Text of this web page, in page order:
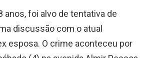
anos, foi alvo de tentativa de
discussão com o atual
esposa. O crime aconteceu por